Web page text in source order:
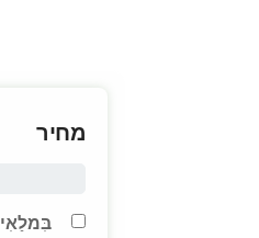
מחיר
בִּמלַאִי